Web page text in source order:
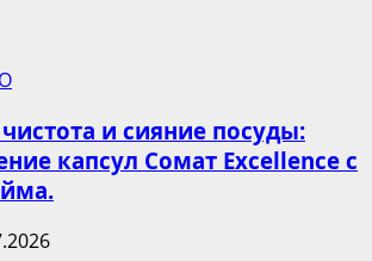
и сияние посуды:
капсул Сомат Excellence с